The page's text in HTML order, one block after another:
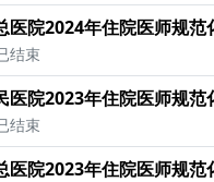
医院2024年住院医师规范
结束
医院2023年住院医师规范
结束
医院2023年住院医师规范